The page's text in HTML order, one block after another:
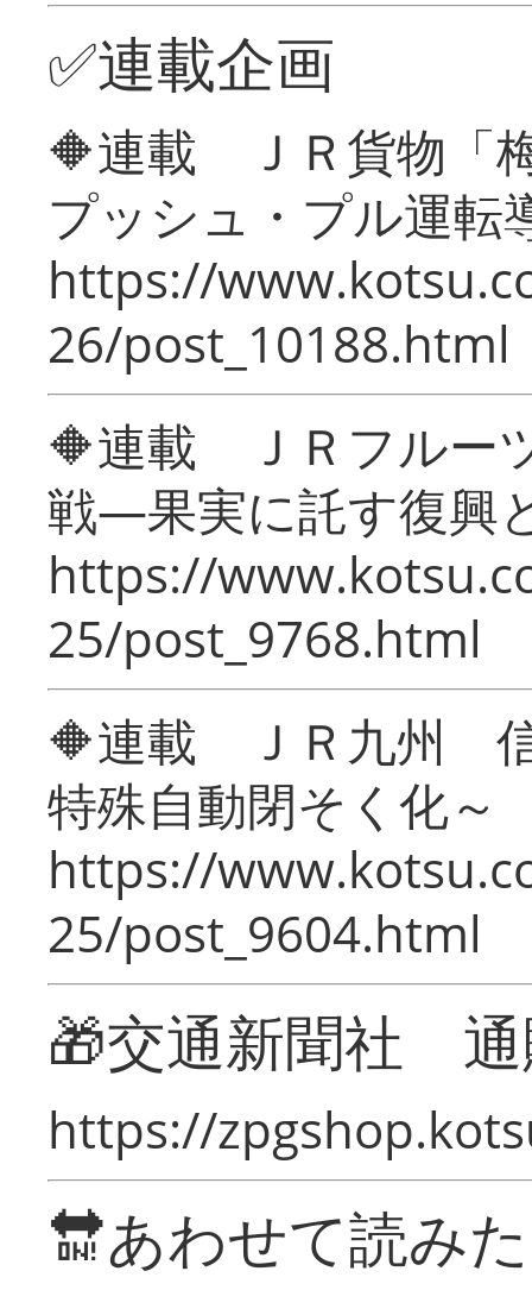
✅連載企画
🔶連載 ＪＲ貨物「
プッシュ・プル運転
https://
26/post_10188.html
🔶連載 ＪＲフルー
戦―果実に託す復興
https://
25/post_9768.html
🔶連載 ＪＲ九州 信
特殊自動閉そく化～
https://
25/post_9604.html
🎁交通新聞社
https://
🔛あわせて読み